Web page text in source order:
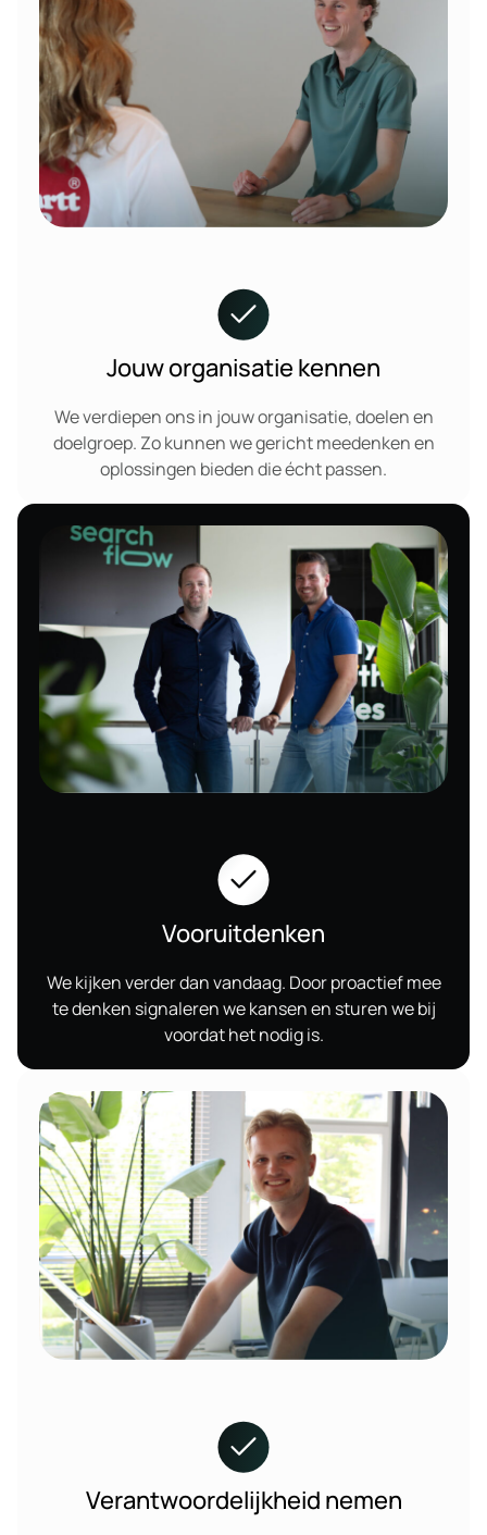
Jouw organisatie kennen
We verdiepen ons in jouw organisatie, doelen en
doelgroep. Zo kunnen we gericht meedenken en
oplossingen bieden die écht passen.
Vooruitdenken
We kijken verder dan vandaag. Door proactief mee
te denken signaleren we kansen en sturen we bij
voordat het nodig is.
Verantwoordelijkheid nemen